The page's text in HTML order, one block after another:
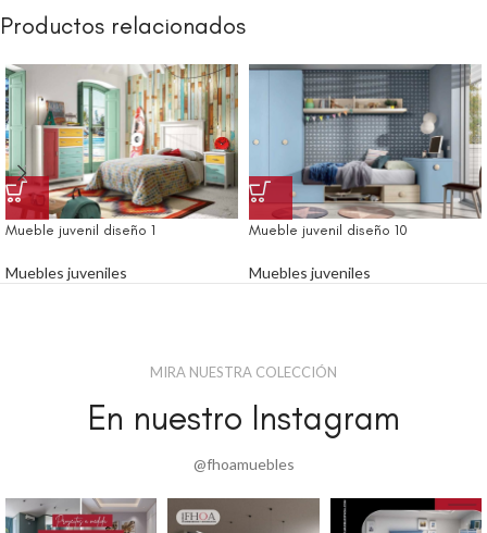
Productos relacionados
Mueble juvenil diseño 1
Muebles juveniles
Mueble juvenil diseño 10
Muebles juveniles
MIRA NUESTRA COLECCIÓN
En nuestro Instagram
@fhoamuebles